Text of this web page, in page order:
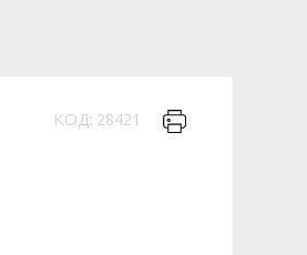
КОД: 28421